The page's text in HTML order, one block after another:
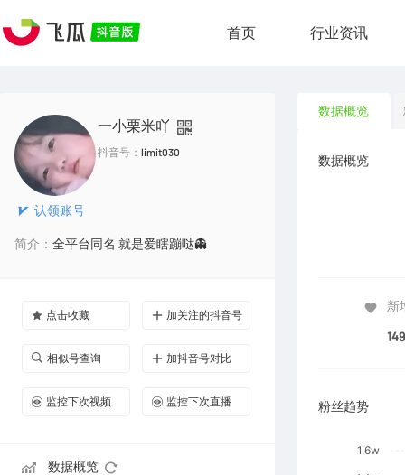
首页 行业资讯
认领账号
一小栗米吖
抖音号： limit030
简介： 全平台同名 就是爱瞎蹦哒👻
点击收藏 加关注的抖音号
相似号查询 加抖音号对比
监控下次视频 监控下次直播
数据概览
数据概览
数据概览
新
粉丝趋势